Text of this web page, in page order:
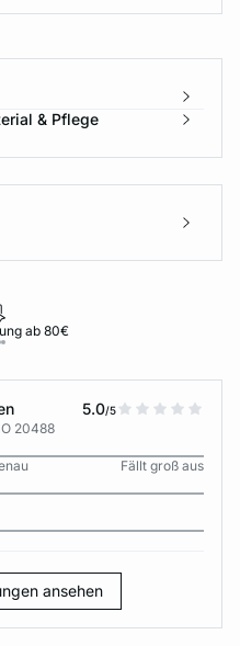
& Pflege
ab 80€
5.0/5
20488
Fällt groß aus
ansehen